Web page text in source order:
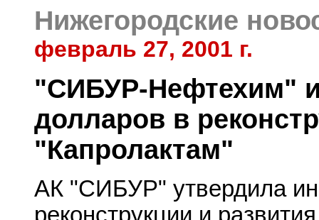
Нижегородские
февраль 27, 2001 г.
"СИБУР-Нефтехим"
долларов в
"Капролактам"
АК "СИБУР" утвердила